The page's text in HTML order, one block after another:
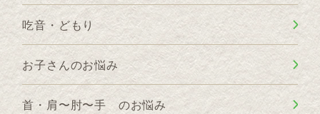
吃音・どもり
お子さんのお悩み
首・肩〜肘〜手 のお悩み